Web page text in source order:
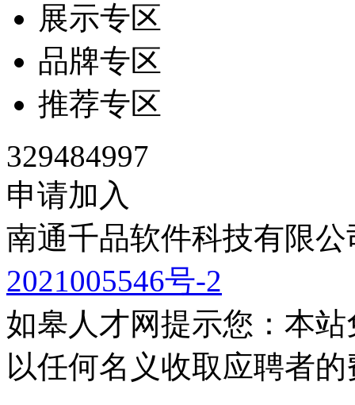
展示专区
品牌专区
推荐专区
329484997
申请加入
南通千品软件科技有限
2021005546号-2
如皋人才网提示您：本
以任何名义收取应聘者